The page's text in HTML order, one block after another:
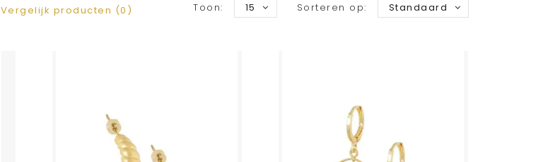
Vergelijk producten (0) Sorteren op: Standaard
Toon: 15